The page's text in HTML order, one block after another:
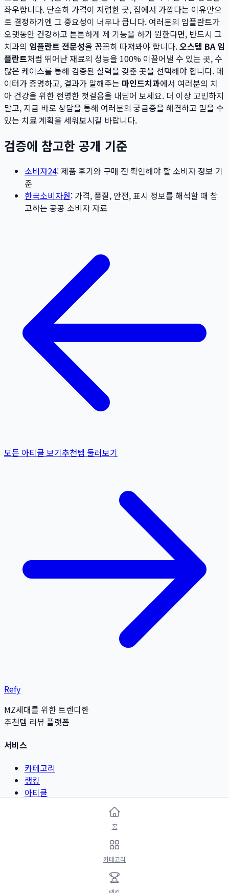
좌우합니다. 단순히 가격이 저렴한 곳, 집에서 가깝다는 이유만으
로 결정하기엔 그 중요성이 너무나 큽니다. 여러분의 임플란트가
오랫동안 건강하고 튼튼하게 제 기능을 하기 원한다면, 반드시 그
치과의 임플란트 전문성을 꼼꼼히 따져봐야 합니다.오스템 BA 임
플란트처럼 뛰어난 재료의 성능을 100% 이끌어낼 수 있는 곳, 수
많은 케이스를 통해 검증된 실력을 갖춘 곳을 선택해야 합니다. 데
이터가 증명하고, 결과가 말해주는 마인드치과에서 여러분의 치
아 건강을 위한 현명한 첫걸음을 내딛어 보세요. 더 이상 고민하지
말고, 지금 바로 상담을 통해 여러분의 궁금증을 해결하고 믿을 수
있는 치료 계획을 세워보시길 바랍니다.
검증에 참고한 공개 기준
소비자24: 제품 후기와 구매 전 확인해야 할 소비자 정보 기
준
한국소비자원: 가격, 품질, 안전, 표시 정보를 해석할 때 참
고하는 공공 소비자 자료
모든 아티클 보기추천템 둘러보기
Refy
MZ세대를 위한 트렌디한
추천템 리뷰 플랫폼
서비스
카테고리
랭킹
아티클
홈
카테고리